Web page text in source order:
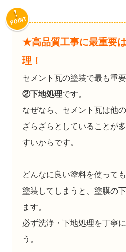
★高品質工事に最重要
理！
セメント瓦の塗装で最も重
②下地処理です。
なぜなら、セメント瓦は他
ざらざらとしていることが
すいからです。
どんなに良い塗料を使って
塗装してしまうと、塗膜の
ます。
必ず洗浄・下地処理を丁寧
う。